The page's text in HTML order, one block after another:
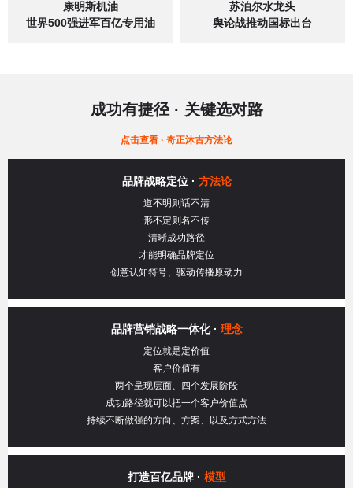
康明斯机油
世界500强进军百亿专用油
苏泊尔水龙头
舆论战推动国标出台
成功有捷径 · 关键选对路
点击查看 · 奇正沐古方法论
品牌战略定位 · 方法论
道不明则话不清
形不定则名不传
清晰成功路径
才能明确品牌定位
创意认知符号、驱动传播原动力
品牌营销战略一体化 · 理念
定位就是定价值
客户价值有
两个呈现层面、四个发展阶段
成功路径就可以把一个客户价值点
持续不断做强的方向、方案、以及方式方法
打造百亿品牌 · 模型